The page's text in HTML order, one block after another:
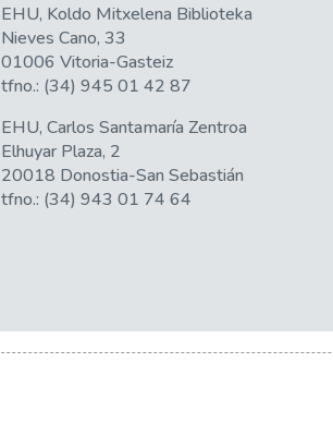
EHU, Koldo Mitxelena Biblioteka
Nieves Cano, 33
01006 Vitoria-Gasteiz
tfno.: (34) 945 01 42 87
EHU, Carlos Santamaría Zentroa
Elhuyar Plaza, 2
20018 Donostia-San Sebastián
tfno.: (34) 943 01 74 64